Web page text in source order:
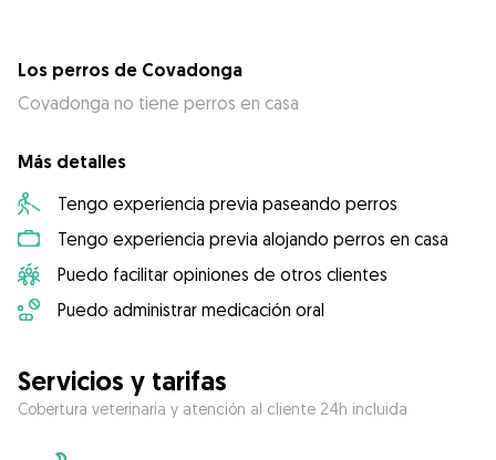
Los perros de Covadonga
Covadonga no tiene perros en casa
Más detalles
Tengo experiencia previa paseando perros
Tengo experiencia previa alojando perros en casa
Puedo facilitar opiniones de otros clientes
Puedo administrar medicación oral
Servicios y tarifas
Cobertura veterinaria y atención al cliente 24h incluida